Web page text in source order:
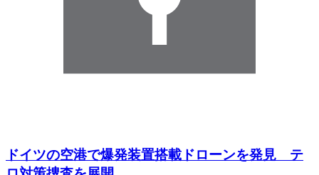
ドイツの空港で爆発装置搭載ドローンを発見 テ